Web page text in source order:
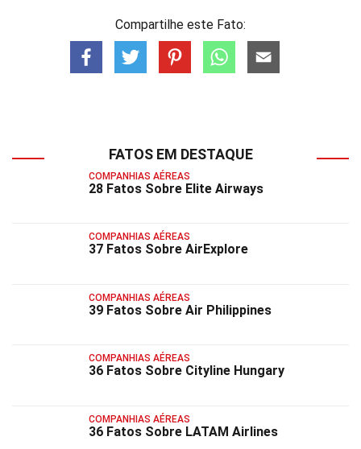
Compartilhe este Fato:
FATOS EM DESTAQUE
COMPANHIAS AÉREAS
28 Fatos Sobre Elite Airways
COMPANHIAS AÉREAS
37 Fatos Sobre AirExplore
COMPANHIAS AÉREAS
39 Fatos Sobre Air Philippines
COMPANHIAS AÉREAS
36 Fatos Sobre Cityline Hungary
COMPANHIAS AÉREAS
36 Fatos Sobre LATAM Airlines